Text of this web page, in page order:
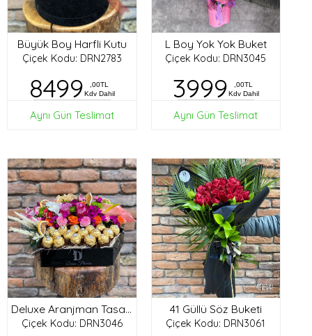
Büyük Boy Harfli Kutu
Çiçek Kodu: DRN2783
8499
,00TL
Kdv Dahil
Aynı Gün Teslimat
L Boy Yok Yok Buket
Çiçek Kodu: DRN3045
3999
,00TL
Kdv Dahil
Aynı Gün Teslimat
Deluxe Aranjman Tasarım
Çiçek Kodu: DRN3046
41 Güllü Söz Buketi
Çiçek Kodu: DRN3061